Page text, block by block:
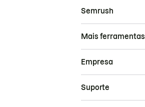
Semrush
Mais ferramentas
Empresa
Suporte